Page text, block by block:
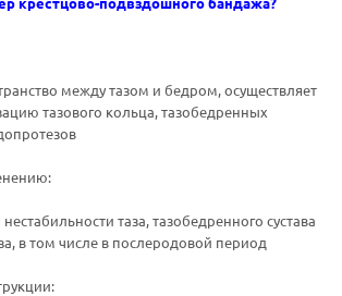
между тазом и бедром, осуществляет
тазового кольца, тазобедренных
таза, тазобедренного сустава
в том числе в послеродовой период